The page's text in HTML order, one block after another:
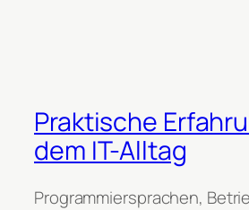
Praktische
dem IT-Alltag
Programmiersprachen,